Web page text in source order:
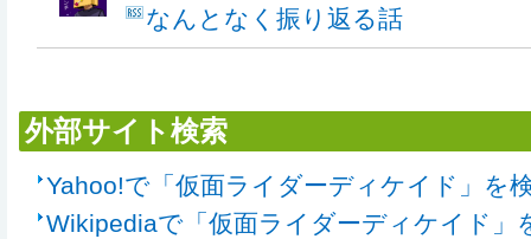
なんとなく振り返る話
外部サイト検索
Yahoo!で「仮面ライダーディケイド」を
Wikipediaで「仮面ライダーディケイド」